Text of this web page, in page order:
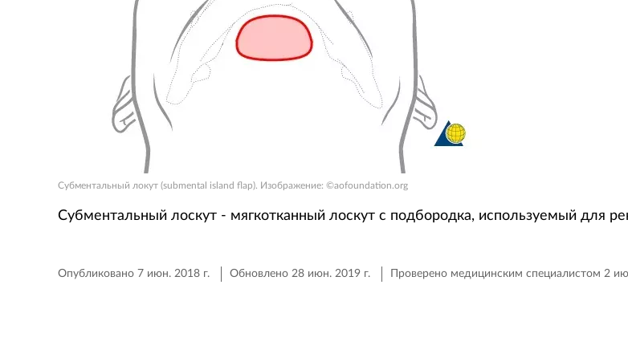
Субментальный локут (submental island flap). Изображение: ©aofoundation.org
Субментальный лоскут - мягкотканный лоскут с подбородка, используемый для
Опубликовано 7 июн. 2018 г. Обновлено 28 июн. 2019 г. Проверено медицинским специалистом 2